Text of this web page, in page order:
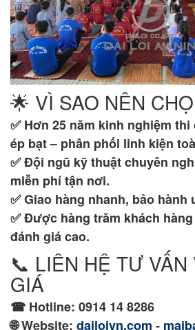
🌟 VÌ SAO NÊN
✅Hơn 25 năm kinh nghiệm thi
ép bạt – phân phối linh kiện
✅ Đội ngũ kỹ thuật chuyên
miễn phí tận nơi.
✅ Giao hàng nhanh, bảo hành
✅ Được hàng trăm khách
đánh giá cao.
📞 LIÊN HỆ TƯ VẤN
GIÁ
☎ Hotline: 0914 14 8286
🌐 Website: dailoivn.com -